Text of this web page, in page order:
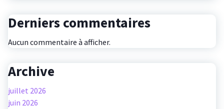
Derniers commentaires
Aucun commentaire à afficher.
Archive
juillet 2026
juin 2026